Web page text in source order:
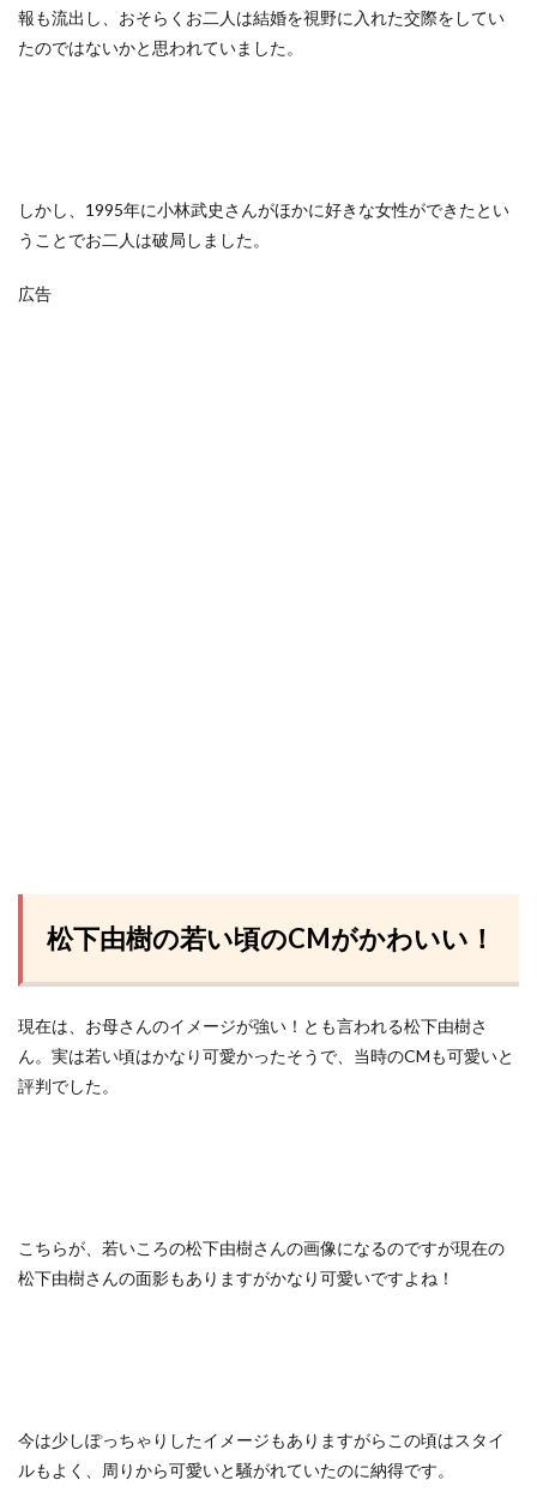
報も流出し、おそらくお二人は結婚を視野に入れた交際をしてい
たのではないかと思われていました。
しかし、1995年に小林武史さんがほかに好きな女性ができたとい
うことでお二人は破局しました。
広告
松下由樹の若い頃のCMがかわいい！
現在は、お母さんのイメージが強い！とも言われる松下由樹さ
ん。実は若い頃はかなり可愛かったそうで、当時のCMも可愛いと
評判でした。
こちらが、若いころの松下由樹さんの画像になるのですが現在の
松下由樹さんの面影もありますがかなり可愛いですよね！
今は少しぽっちゃりしたイメージもありますがらこの頃はスタイ
ルもよく、周りから可愛いと騒がれていたのに納得です。